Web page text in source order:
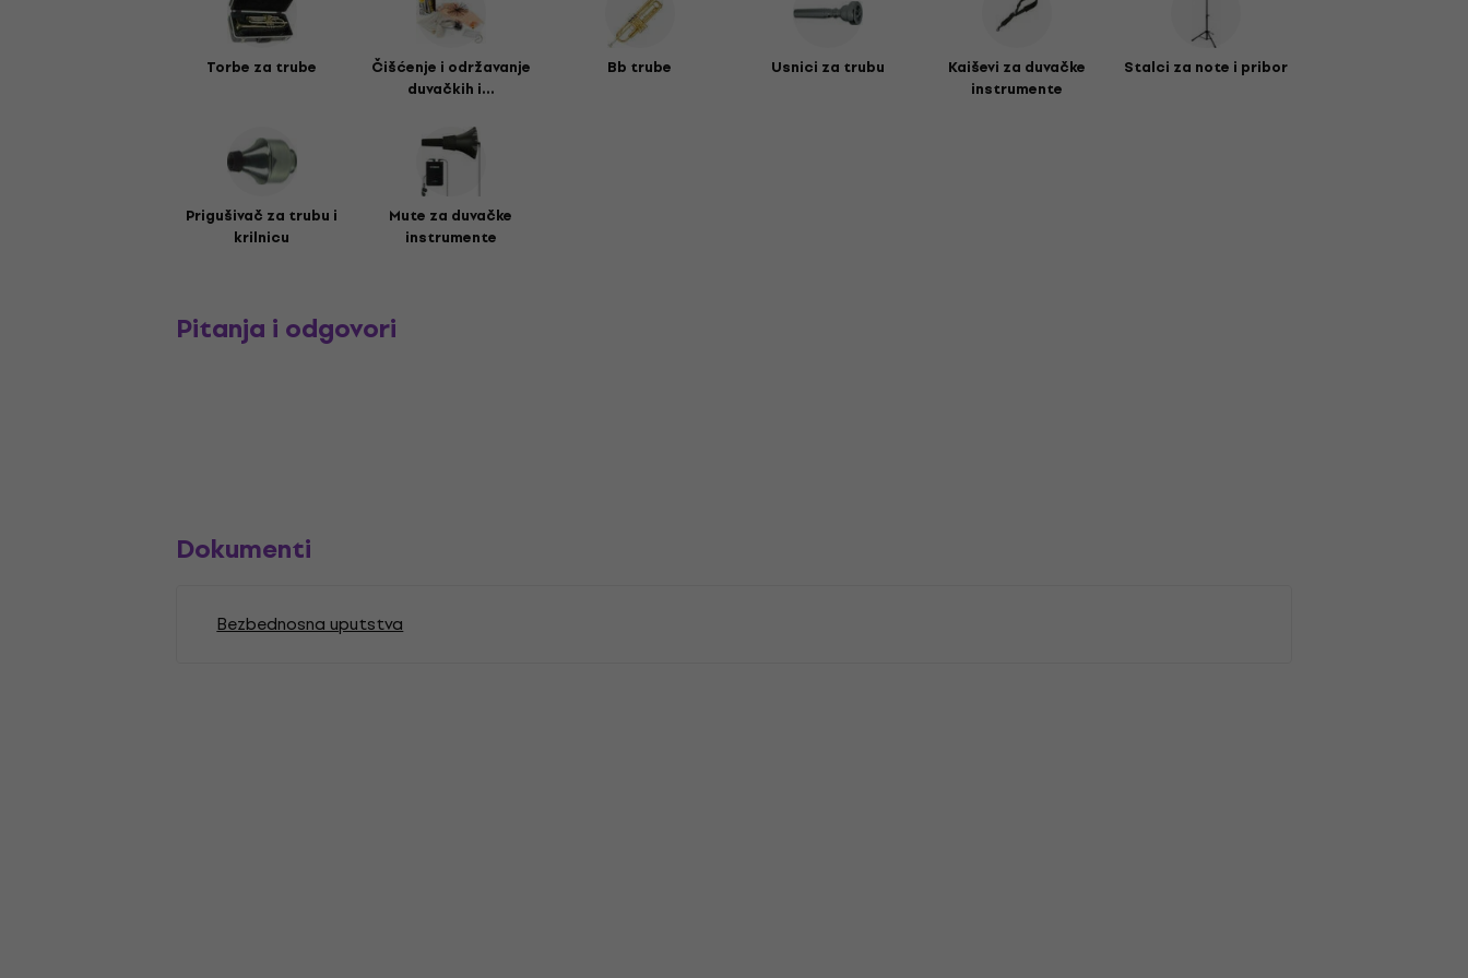
Torbe za trube
Čišćenje i održavanje
duvačkih i...
Bb trube Usnici za trubu
Kaiševi za duvačke
instrumente
Stalci za note i pribor
Prigušivač za trubu i
krilnicu
Mute za duvačke
instrumente
Pitanja i odgovori
Dokumenti
Bezbednosna uputstva